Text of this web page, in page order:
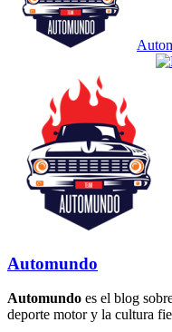
Automundo
Automundo es el blog
deporte motor y la cultura